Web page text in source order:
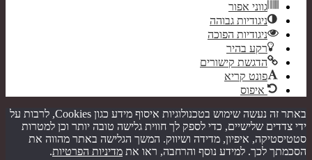
גווני אפור
ניגודיות גבוהה
ניגודיות הפוכה
רקע בהיר
הדגשת קישורים
פונט קריא
איפוס
באתר זה נעשה שימוש בטכנולוגיות איסוף מידע כגון Cookies, לרבות על
ידי צדדים שלישיים, כדי לספק לך חווית גלישה טובה יותר וכן למטרות
סטטיסטיקה, איפיון, מדידה ושיווק. המשך הגלישה באתר מהווה את
הסכמתך לכך. למידע נוסף והרחבה, ראו את מדיניות הפרטיות.